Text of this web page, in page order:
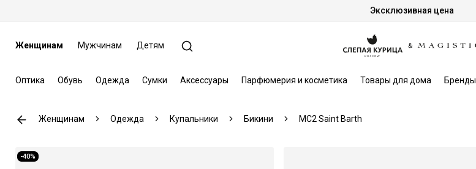
Эксклюзивная цена
Женщинам Мужчинам Детям
Оптика Обувь Одежда Сумки Аксессуары Парфюмерия и косметика Товары для дома Бренды
Женщинам Одежда Купальники Бикини MC2 Saint Barth
-40%